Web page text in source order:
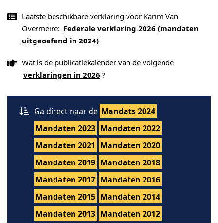
Laatste beschikbare verklaring voor Karim Van
Overmeire: Federale verklaring 2026 (mandaten
uitgeoefend in 2024)
Wat is de publicatiekalender van de volgende
verklaringen in 2026 ?
Ga direct naar de Mandats 2024
Mandaten 2023 Mandaten 2022
Mandaten 2021 Mandaten 2020
Mandaten 2019 Mandaten 2018
Mandaten 2017 Mandaten 2016
Mandaten 2015 Mandaten 2014
Mandaten 2013 Mandaten 2012